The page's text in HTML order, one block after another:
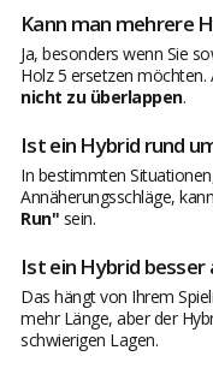
Kann man mehrere
Ja, besonders wenn Sie
Holz 5 ersetzen möchten.
nicht zu überlappen.
Ist ein Hybrid rund
In bestimmten
Annäherungsschläge,
Run" sein.
Ist ein Hybrid besser
Das hängt von Ihrem
mehr Länge, aber der
schwierigen Lagen.